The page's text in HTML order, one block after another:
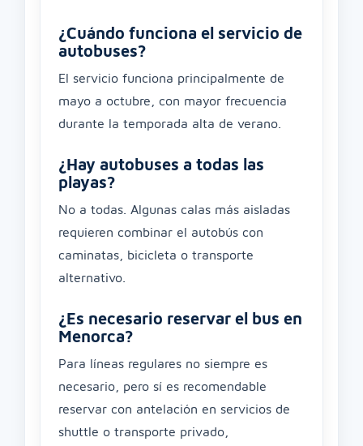
¿Cuándo funciona el servicio de
autobuses?
El servicio funciona principalmente de
mayo a octubre, con mayor frecuencia
durante la temporada alta de verano.
¿Hay autobuses a todas las
playas?
No a todas. Algunas calas más aisladas
requieren combinar el autobús con
caminatas, bicicleta o transporte
alternativo.
¿Es necesario reservar el bus en
Menorca?
Para líneas regulares no siempre es
necesario, pero sí es recomendable
reservar con antelación en servicios de
shuttle o transporte privado,